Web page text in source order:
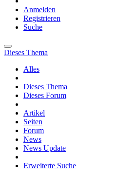
Anmelden
Registrieren
Suche
Dieses Thema
Alles
Dieses Thema
Dieses Forum
Artikel
Seiten
Forum
News
News Update
Erweiterte Suche